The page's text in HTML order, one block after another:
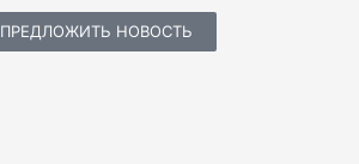
ПРЕДЛОЖИТЬ НОВОСТЬ